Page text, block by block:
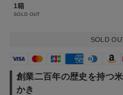
特集
ショップリスト
1箱
SOLD OUT
SOLD
創業二百年の歴史を持つ
かき